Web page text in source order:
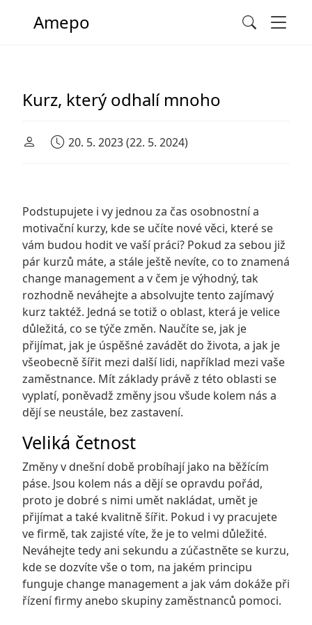
Main Navigation
Amepo Search
Kurz, který odhalí mnoho
20. 5. 2023(22. 5. 2024)
Podstupujete i vy jednou za čas osobnostní a
motivační kurzy, kde se učíte nové věci, které se
vám budou hodit ve vaší práci? Pokud za sebou již
pár kurzů máte, a stále ještě nevíte, co to znamená
change managementa v čem je výhodný, tak
rozhodně neváhejte a absolvujte tento zajímavý
kurz taktéž. Jedná se totiž o oblast, která je velice
důležitá, co se týče změn. Naučíte se, jak je
přijímat, jak je úspěšné zavádět do života, a jak je
všeobecně šířit mezi další lidi, například mezi vaše
zaměstnance. Mít základy právě z této oblasti se
vyplatí, poněvadž změny jsou všude kolem nás a
dějí se neustále, bez zastavení.
Veliká četnost
Změny v dnešní době probíhají jako na běžícím
páse. Jsou kolem nás a dějí se opravdu pořád,
proto je dobré s nimi umět nakládat, umět je
přijímat a také kvalitně šířit. Pokud i vy pracujete
ve firmě, tak zajisté víte, že je to velmi důležité.
Neváhejte tedy ani sekundu a zúčastněte se kurzu,
kde se dozvíte vše o tom, na jakém principu
funguje change management a jak vám dokáže při
řízení firmy anebo skupiny zaměstnanců pomoci.